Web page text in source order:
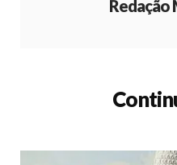
Redação